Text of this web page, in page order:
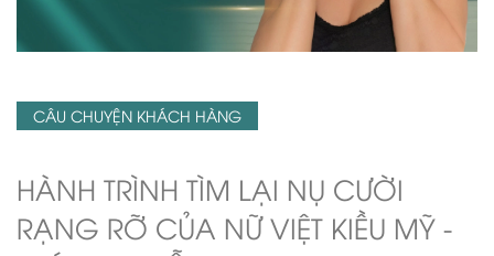
CÂU CHUYỆN KHÁCH HÀNG
HÀNH TRÌNH TÌM LẠI NỤ CƯỜI
RẠNG RỠ CỦA NỮ VIỆT KIỀU MỸ -